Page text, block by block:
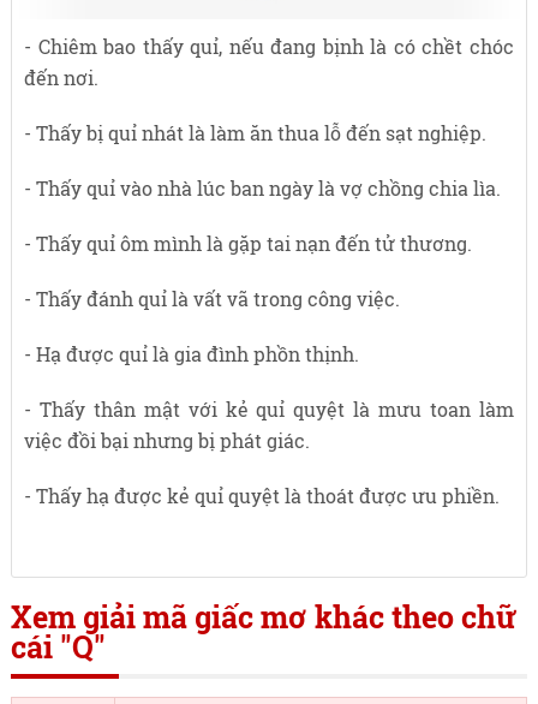
- Chiêm bao thấy quỉ, nếu đang bịnh là có chềt chóc
đến nơi.
- Thấy bị quỉ nhát là làm ăn thua lỗ đến sạt nghiệp.
- Thấy quỉ vào nhà lúc ban ngày là vợ chồng chia lìa.
- Thấy quỉ ôm mình là gặp tai nạn đến tử thương.
- Thấy đánh quỉ là vất vã trong công việc.
- Hạ được quỉ là gia đình phồn thịnh.
- Thấy thân mật với kẻ quỉ quyệt là mưu toan làm
việc đồi bại nhưng bị phát giác.
- Thấy hạ được kẻ quỉ quyệt là thoát được ưu phiền.
Xem giải mã giấc mơ khác theo chữ
cái "Q"